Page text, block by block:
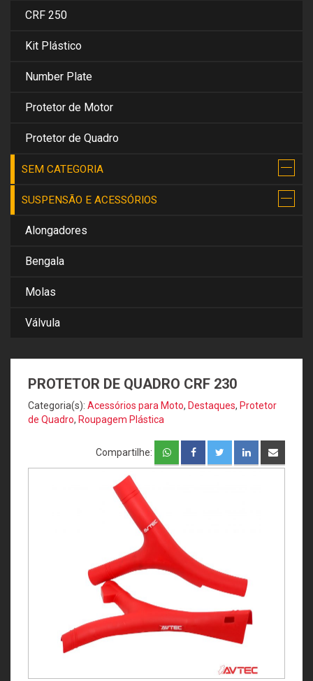
CRF 250
Kit Plástico
Number Plate
Protetor de Motor
Protetor de Quadro
SEM CATEGORIA
SUSPENSÃO E ACESSÓRIOS
Alongadores
Bengala
Molas
Válvula
PROTETOR DE QUADRO CRF 230
Categoria(s): Acessórios para Moto, Destaques, Protetor
de Quadro, Roupagem Plástica
Compartilhe: